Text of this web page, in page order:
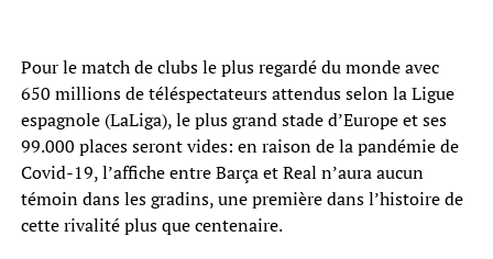
Pour le match de clubs le plus regardé du monde avec
650 millions de téléspectateurs attendus selon la Ligue
espagnole (LaLiga), le plus grand stade d’Europe et ses
99.000 places seront vides: en raison de la pandémie de
Covid-19, l’affiche entre Barça et Real n’aura aucun
témoin dans les gradins, une première dans l’histoire de
cette rivalité plus que centenaire.